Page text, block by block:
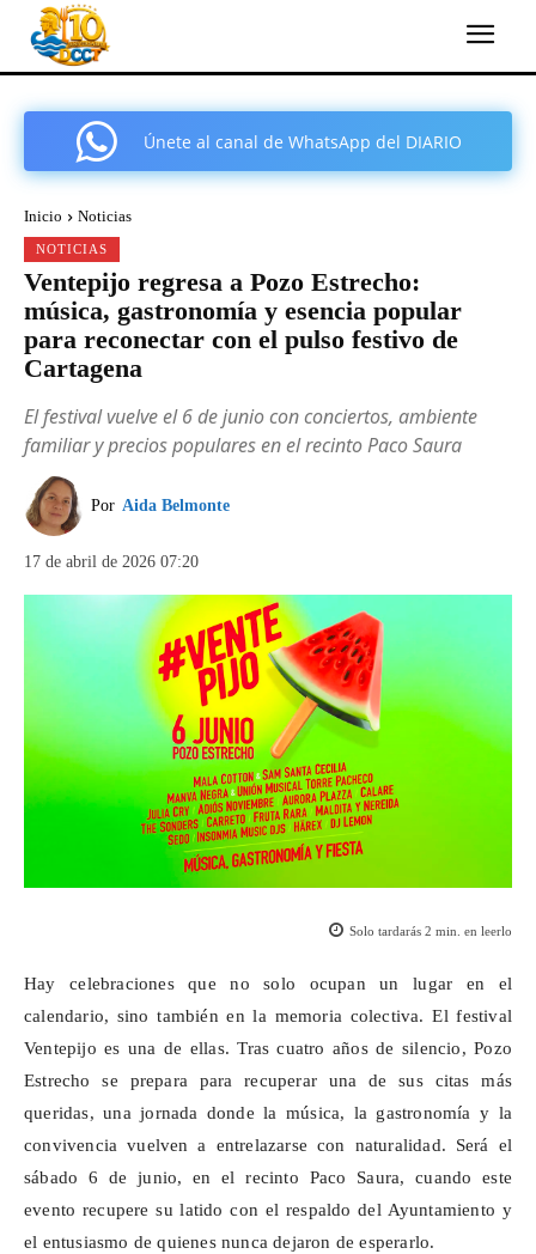
Únete al canal de WhatsApp del DIARIO
Inicio Noticias
NOTICIAS
Ventepijo regresa a Pozo Estrecho:
música, gastronomía y esencia popular
para reconectar con el pulso festivo de
Cartagena
El festival vuelve el 6 de junio con conciertos, ambiente
familiar y precios populares en el recinto Paco Saura
Por Aida Belmonte
17 de abril de 2026 07:20
Solo tardarás 2 min. en leerlo
Hay celebraciones que no solo ocupan un lugar en el
calendario, sino también en la memoria colectiva. El festival
Ventepijo es una de ellas. Tras cuatro años de silencio, Pozo
Estrecho se prepara para recuperar una de sus citas más
queridas, una jornada donde la música, la gastronomía y la
convivencia vuelven a entrelazarse con naturalidad. Será el
sábado 6 de junio, en el recinto Paco Saura, cuando este
evento recupere su latido con el respaldo del Ayuntamiento y
el entusiasmo de quienes nunca dejaron de esperarlo.